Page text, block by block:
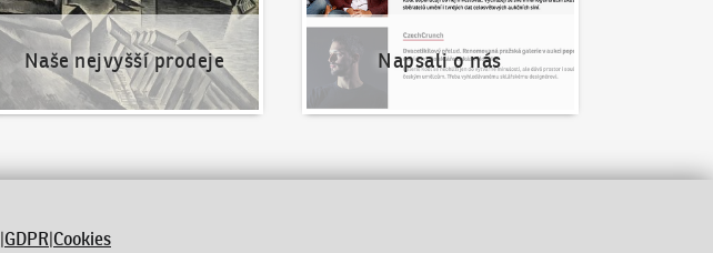
Naše nejvyšší prodeje Napsali o nás
|GDPR|Cookies